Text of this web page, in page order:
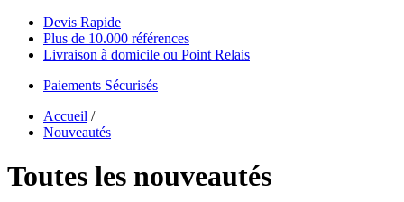
Devis Rapide
Plus de 10.000 références
Livraison à domicile ou Point Relais
Paiements Sécurisés
Accueil /
Nouveautés
Toutes les nouveautés